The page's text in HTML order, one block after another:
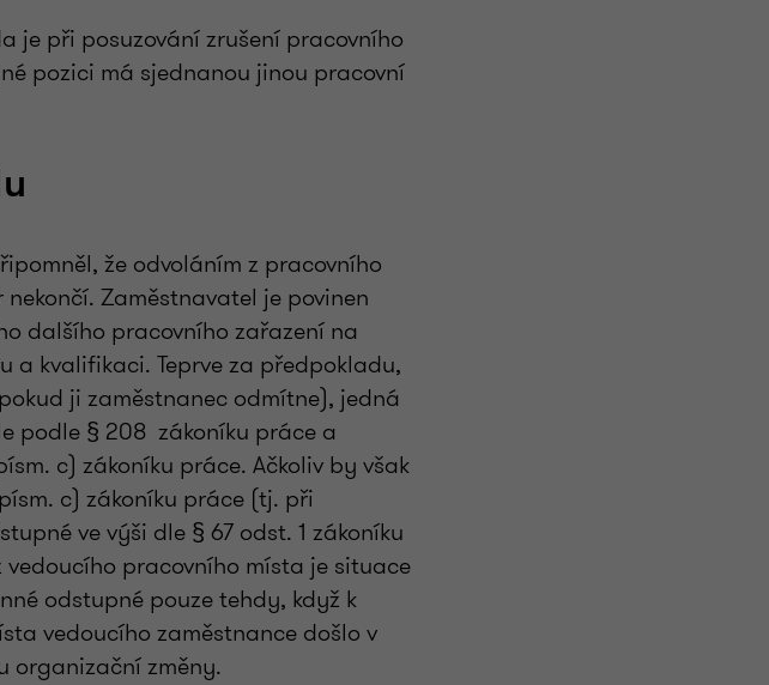
je při posuzování zrušení pracovního
pozici má sjednanou jinou pracovní
že odvoláním z pracovního
Zaměstnavatel je povinen
dalšího pracovního zařazení na
kvalifikaci. Teprve za předpokladu,
ji zaměstnanec odmítne), jedná
podle § 208 zákoníku práce a
c) zákoníku práce. Ačkoliv by však
c) zákoníku práce (tj. při
ve výši dle § 67 odst. 1 zákoníku
pracovního místa je situace
odstupné pouze tehdy, když k
vedoucího zaměstnance došlo v
organizační změny.